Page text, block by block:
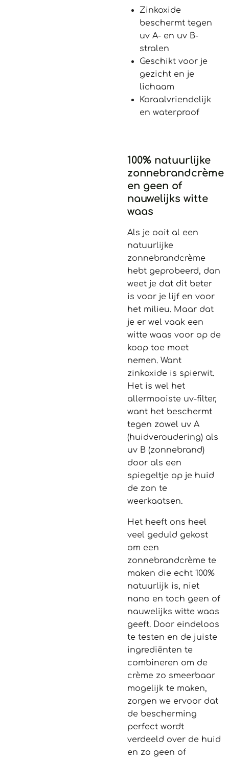
Zinkoxide
beschermt tegen
uv A- en uv B-
stralen
Geschikt voor je
gezicht en je
lichaam
Koraalvriendelijk
en waterproof
100% natuurlijke
zonnebrandcrème
en geen of
nauwelijks witte
waas
Als je ooit al een
natuurlijke
zonnebrandcrème
hebt geprobeerd, dan
weet je dat dit beter
is voor je lijf en voor
het milieu. Maar dat
je er wel vaak een
witte waas voor op de
koop toe moet
nemen. Want
zinkoxide is spierwit.
Het is wel het
allermooiste uv-filter,
want het beschermt
tegen zowel uv A
(huidveroudering) als
uv B (zonnebrand)
door als een
spiegeltje op je huid
de zon te
weerkaatsen.
Het heeft ons heel
veel geduld gekost
om een
zonnebrandcrème te
maken die echt 100%
natuurlijk is, niet
nano en toch geen of
nauwelijks witte waas
geeft. Door eindeloos
te testen en de juiste
ingrediënten te
combineren om de
crème zo smeerbaar
mogelijk te maken,
zorgen we ervoor dat
de bescherming
perfect wordt
verdeeld over de huid
en zo geen of